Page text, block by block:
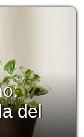
del